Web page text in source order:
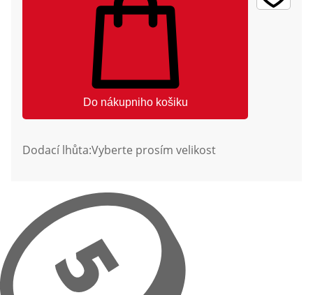
Do nákupniho košiku
Dodací lhůta:Vyberte prosím velikost